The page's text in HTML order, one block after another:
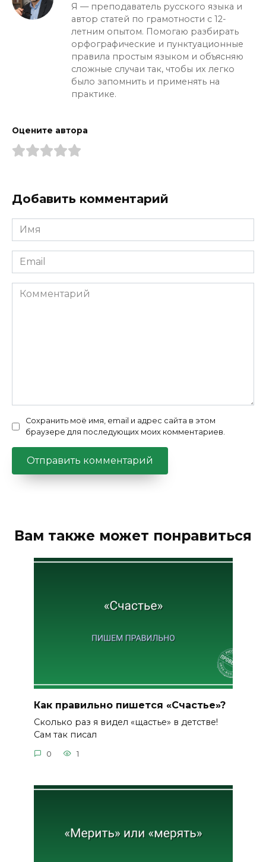
Я — преподаватель русского языка и
автор статей по грамотности с 12-
летним опытом. Помогаю разбирать
орфографические и пунктуационные
правила простым языком и объясняю
сложные случаи так, чтобы их легко
было запомнить и применять на
практике.
Оцените автора
Добавить комментарий
Имя
*
Email
*
Комментарий
Сохранить моё имя, email и адрес сайта в этом
браузере для последующих моих комментариев.
Вам также может понравиться
Как правильно пишется «Счастье»?
Сколько раз я видел «щастье» в детстве!
Сам так писал
0 1